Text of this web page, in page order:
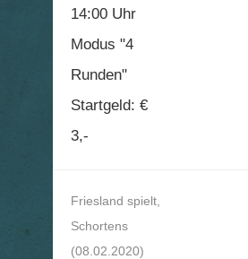
14:00 Uhr
Modus "4
Runden"
Startgeld: €
3,-
Friesland spielt,
Schortens
(08.02.2020)